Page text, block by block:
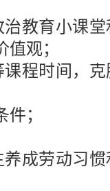
教育小课
观；
程时间，
；
成劳动习